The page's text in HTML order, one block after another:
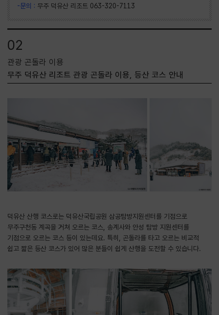
-문의 : 무주 덕유산 리조트 063-320-7113
02
관광 곤돌라 이용
무주 덕유산 리조트 관광 곤돌라 이용, 등산 코스 안내
덕유산 산행 코스로는 덕유산국립공원 삼공탐방지원센터를 기점으로
무주구천동 계곡을 거쳐 오르는 코스, 송계사와 안성 탐방 지원센터를
기점으로 오르는 코스 등이 있는데요. 특히, 곤돌라를 타고 오르는 비교적
쉽고 짧은 등산 코스가 있어 많은 분들이 쉽게 산행을 도전할 수 있습니다.